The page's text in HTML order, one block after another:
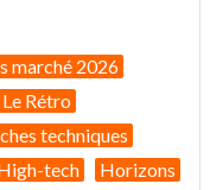
marché 2026
Rétro
techniques
tech
Horizons